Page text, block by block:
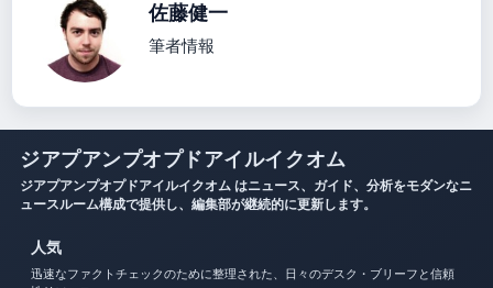
佐藤健一
筆者情報
ジアプアンプオプドアイルイクオム
ジアプアンプオプドアイルイクオム はニュース、ガイド、分析をモダンなニ
ュースルーム構成で提供し、編集部が継続的に更新します。
人気
迅速なファクトチェックのために整理された、日々のデスク・ブリーフと信頼